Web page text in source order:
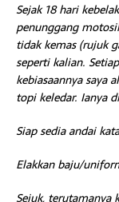
Sejak 18 hari
penunggang
tidak kemas (rujuk
seperti kalian.
kebiasaannya saya
topi keledar. Ianya
Siap sedia andai
Elakkan baju/
Sejuk, terutamanya